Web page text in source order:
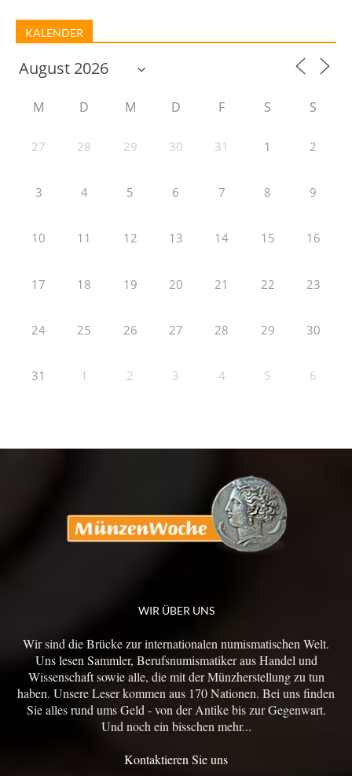
KALENDER
M D M D F S S
27 28 29 30 31 1 2
3 4 5 6 7 8 9
10 11 12 13 14 15 16
17 18 19 20 21 22 23
24 25 26 27 28 29 30
31 1 2 3 4 5 6
WIR ÜBER UNS
Wir sind die Brücke zur internationalen numismatischen Welt.
Uns lesen Sammler, Berufsnumismatiker aus Handel und
Wissenschaft sowie alle, die mit der Münzherstellung zu tun
haben. Unsere Leser kommen aus 170 Nationen. Bei uns finden
Sie alles rund ums Geld - von der Antike bis zur Gegenwart.
Und noch ein bisschen mehr...
Kontaktieren Sie uns